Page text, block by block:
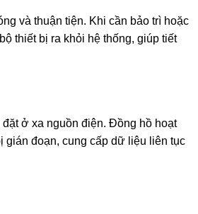
và thuận tiện. Khi cần bảo trì hoặc
thiết bị ra khỏi hệ thống, giúp tiết
ở xa nguồn điện. Đồng hồ hoạt
gián đoạn, cung cấp dữ liệu liên tục